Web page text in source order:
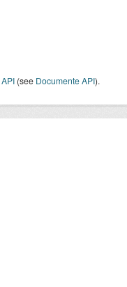
API (see Documente API).